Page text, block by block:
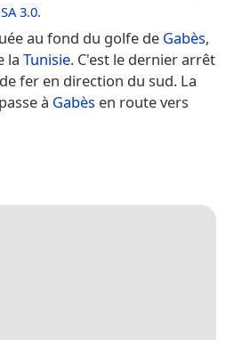
3.0.
au fond du golfe de Gabès,
la Tunisie. C'est le dernier arrêt
fer en direction du sud. La
à Gabès en route vers